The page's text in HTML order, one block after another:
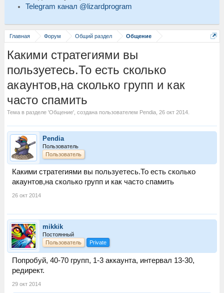
Telegram канал @lizardprogram
Главная Форум Общий раздел Общение
Какими стратегиями вы
пользуетесь.То есть сколько
акаунтов,на сколько групп и как
часто спамить
Тема в разделе 'Общение', создана пользователем Pendia ,26 окт 2014
Pendia
Пользователь
Пользователь
Какими стратегиями вы пользуетесь.То есть сколько
акаунтов,на сколько групп и как часто спамить
26 окт 2014
mikkik
Постоянный
Пользователь
Private
Попробуй, 40-70 групп, 1-3 аккаунта, интервал 13-30,
редирект.
29 окт 2014